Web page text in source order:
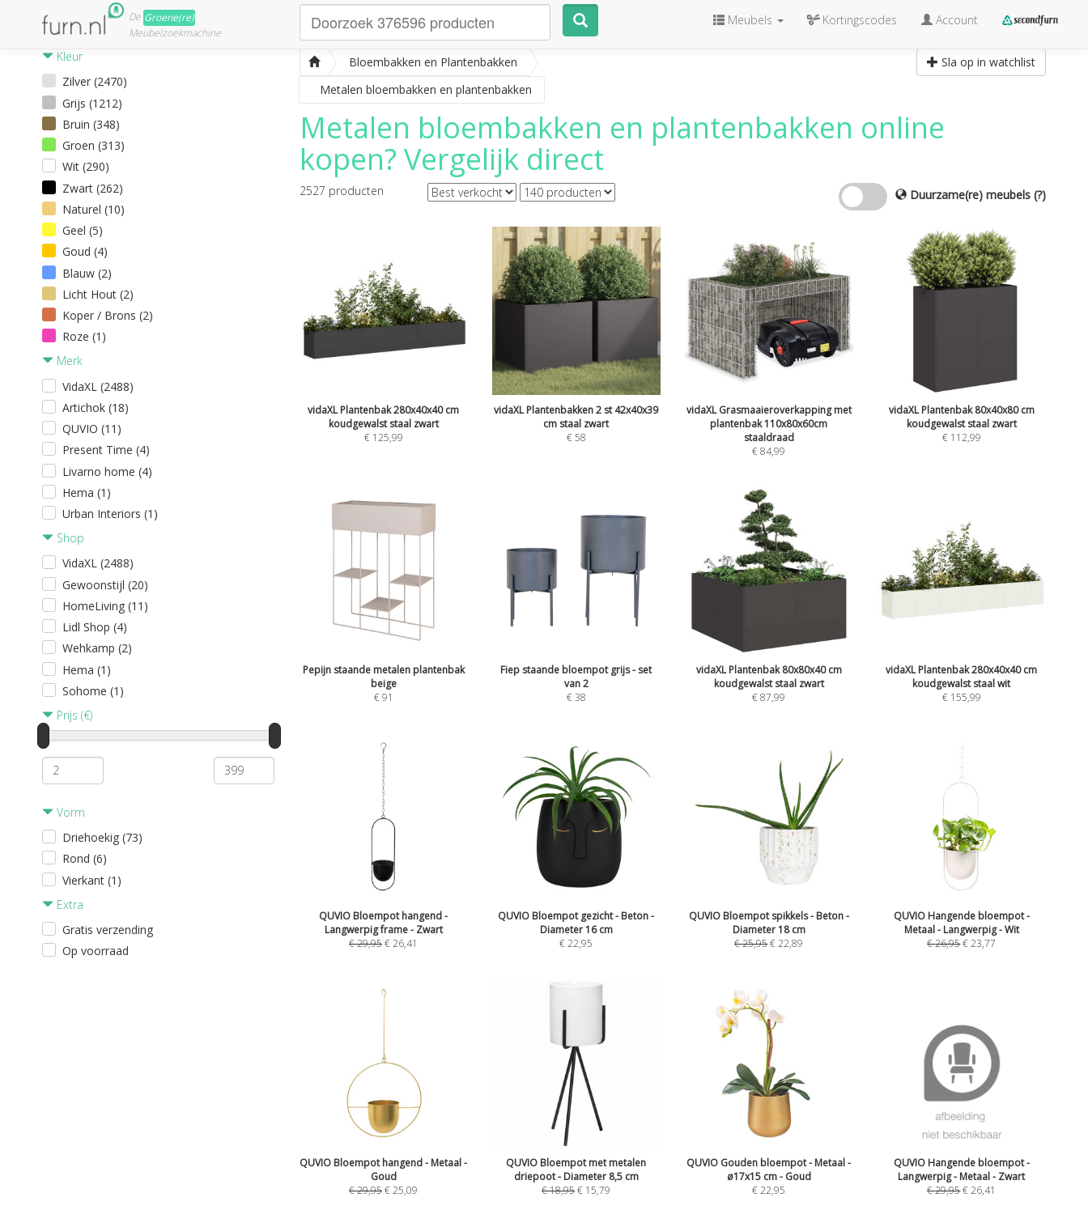
De Groene(re)
Meubelzoekmachine
Meubels Kortingscodes Account
Kleur
Zilver (2470)
Grijs (1212)
Bruin (348)
Groen (313)
Wit (290)
Zwart (262)
Naturel (10)
Geel (5)
Goud (4)
Blauw (2)
Licht Hout (2)
Koper / Brons (2)
Roze (1)
Merk
VidaXL (2488)
Artichok (18)
QUVIO (11)
Present Time (4)
Livarno home (4)
Hema (1)
Urban Interiors (1)
Shop
VidaXL (2488)
Gewoonstijl (20)
HomeLiving (11)
Lidl Shop (4)
Wehkamp (2)
Hema (1)
Sohome (1)
Prijs (€)
Vorm
Driehoekig (73)
Rond (6)
Vierkant (1)
Extra
Gratis verzending
Op voorraad
Bloembakken en Plantenbakken
Metalen bloembakken en plantenbakken
Sla op in watchlist
Metalen bloembakken en plantenbakken online
kopen? Vergelijk direct
2527 producten Duurzame(re) meubels (?)
vidaXL Plantenbak 280x40x40 cm
koudgewalst staal zwart
€ 125,99
vidaXL Plantenbakken 2 st 42x40x39
cm staal zwart
€58
vidaXL Grasmaaieroverkapping met
plantenbak 110x80x60cm
staaldraad
€84,99
vidaXL Plantenbak 80x40x80 cm
koudgewalst staal zwart
€ 112,99
Pepijn staande metalen plantenbak
beige
€91
Fiep staande bloempot grijs - set
van 2
€38
vidaXL Plantenbak 80x80x40 cm
koudgewalst staal zwart
€87,99
vidaXL Plantenbak 280x40x40 cm
koudgewalst staal wit
€ 155,99
QUVIO Bloempot hangend -
Langwerpig frame - Zwart
€29,95€26,41
QUVIO Bloempot gezicht - Beton -
Diameter 16 cm
€22,95
QUVIO Bloempot spikkels - Beton -
Diameter 18 cm
€25,95€22,89
QUVIO Hangende bloempot -
Metaal - Langwerpig - Wit
€26,95€23,77
QUVIO Bloempot hangend - Metaal -
Goud
€29,95€25,09
QUVIO Bloempot met metalen
driepoot - Diameter 8,5 cm
€18,95€ 15,79
QUVIO Gouden bloempot - Metaal -
ø17x15 cm - Goud
€22,95
QUVIO Hangende bloempot -
Langwerpig - Metaal - Zwart
€29,95€26,41